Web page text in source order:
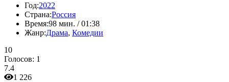
Год:2022
Страна:Россия
Время:98 мин. / 01:38
Жанр:Драма, Комедии
10
Голосов: 1
7.4
1 226